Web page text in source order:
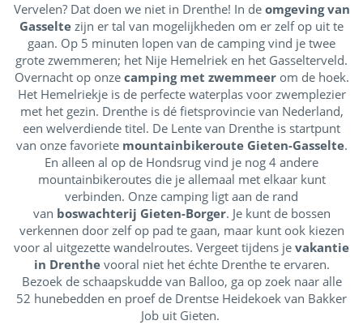
Vervelen? Dat doen we niet in Drenthe! In de omgeving van
Gasselte zijn er tal van mogelijkheden om er zelf op uit te
gaan. Op 5 minuten lopen van de camping vind je twee
grote zwemmeren; het Nije Hemelriek en het Gasselterveld.
Overnacht op onze camping met zwemmeerom de hoek.
Het Hemelriekje is de perfecte waterplas voor zwemplezier
met het gezin. Drenthe is dé fietsprovincie van Nederland,
een welverdiende titel. De Lente van Drenthe is startpunt
van onze favoriete mountainbikeroute Gieten-Gasselte.
En alleen al op de Hondsrug vind je nog 4 andere
mountainbikeroutes die je allemaal met elkaar kunt
verbinden. Onze camping ligt aan de rand
van boswachterij Gieten-Borger. Je kunt de bossen
verkennen door zelf op pad te gaan, maar kunt ook kiezen
voor al uitgezette wandelroutes. Vergeet tijdens je vakantie
in Drenthevooral niet het échte Drenthe te ervaren.
Bezoek de schaapskudde van Balloo, ga op zoek naar alle
52 hunebedden en proef de Drentse Heidekoek van Bakker
Job uit Gieten.